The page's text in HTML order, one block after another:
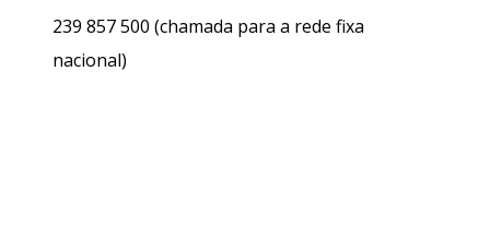
239 857 500 (chamada para a rede fixa
nacional)